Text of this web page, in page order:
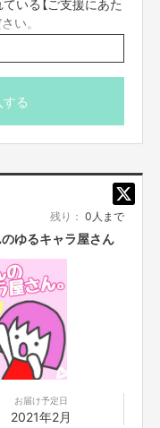
た理由
「みんなを笑顔にする、元
きることを最大限、挑戦し
つぼみ大革命らしいエンタ
の時間での開催となりま
ご購入ください。
ません。
必ず予定が合うも
いる場合、
」を受信設定してください。
なぎ、それぞれリモートで
い。
る
残り： 0人まで
ゆるキャラ屋さん
お届け予定日
2021年2月